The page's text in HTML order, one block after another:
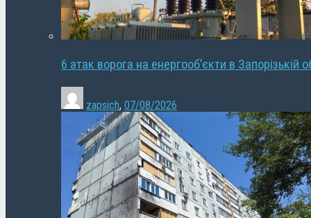
6 атак ворога на енергооб’єкти в Запорізькій
zapsich, 07/08/2026